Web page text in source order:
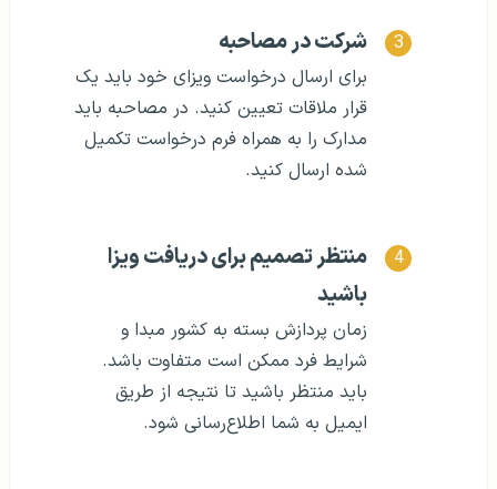
شرکت در مصاحبه
برای ارسال درخواست ویزای خود باید یک
قرار ملاقات تعیین کنید. در مصاحبه باید
مدارک را به همراه فرم درخواست تکمیل
شده ارسال کنید.
منتظر تصمیم برای دریافت ویزا
باشید
زمان پردازش بسته به کشور مبدا و
شرایط فرد ممکن است متفاوت باشد.
باید منتظر باشید تا نتیجه از طریق
ایمیل به شما اطلاع‌رسانی شود.